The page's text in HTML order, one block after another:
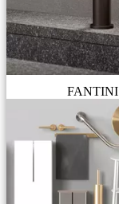
FANTINI